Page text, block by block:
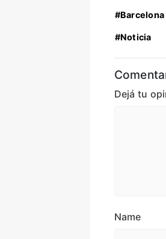
#Barcelona
#Noticia
Dejá tu
Name